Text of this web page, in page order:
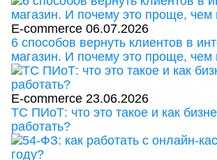
E-commerce 06.07.2026
6 способов вернуть клиентов в
магазин. И почему это проще, чем
E-commerce 23.06.2026
ТС ПИоТ: что это такое и как
работать?